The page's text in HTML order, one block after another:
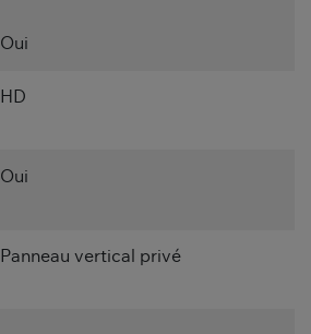
Oui
HD
Oui
Panneau vertical privé